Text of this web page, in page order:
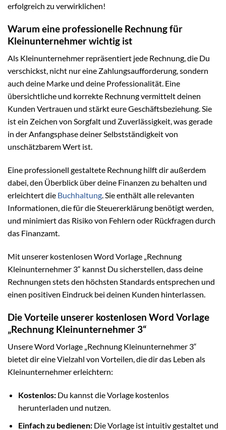
erfolgreich zu verwirklichen!
Warum eine professionelle Rechnung für
Kleinunternehmer wichtig ist
Als Kleinunternehmer repräsentiert jede Rechnung, die Du
verschickst, nicht nur eine Zahlungsaufforderung, sondern
auch deine Marke und deine Professionalität. Eine
übersichtliche und korrekte Rechnung vermittelt deinen
Kunden Vertrauen und stärkt eure Geschäftsbeziehung. Sie
ist ein Zeichen von Sorgfalt und Zuverlässigkeit, was gerade
in der Anfangsphase deiner Selbstständigkeit von
unschätzbarem Wert ist.
Eine professionell gestaltete Rechnung hilft dir außerdem
dabei, den Überblick über deine Finanzen zu behalten und
erleichtert die Buchhaltung. Sie enthält alle relevanten
Informationen, die für die Steuererklärung benötigt werden,
und minimiert das Risiko von Fehlern oder Rückfragen durch
das Finanzamt.
Mit unserer kostenlosen Word Vorlage „Rechnung
Kleinunternehmer 3“ kannst Du sicherstellen, dass deine
Rechnungen stets den höchsten Standards entsprechen und
einen positiven Eindruck bei deinen Kunden hinterlassen.
Die Vorteile unserer kostenlosen Word Vorlage
„Rechnung Kleinunternehmer 3“
Unsere Word Vorlage „Rechnung Kleinunternehmer 3“
bietet dir eine Vielzahl von Vorteilen, die dir das Leben als
Kleinunternehmer erleichtern:
Kostenlos:Du kannst die Vorlage kostenlos
herunterladen und nutzen.
Einfach zu bedienen:Die Vorlage ist intuitiv gestaltet und